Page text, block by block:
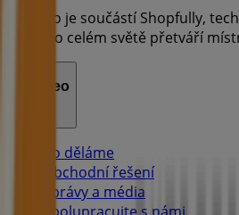
Tiendeo je součástí Shopfully,
která po celém světě přetváří
Tiendeo
Co děláme
Obchodní řešení
Zprávy a média
Spolupracujte s námi